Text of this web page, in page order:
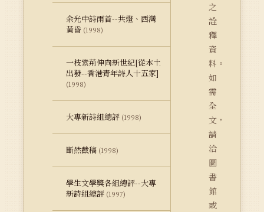
余光中詩雨首--共燈、西灣
黃昏 (1998)
一枝紫荊伸向新世紀[從本土
出發--香港青年詩人十五家]
(1998)
大專新詩組總評 (1998)
斷然截稿 (1998)
學生文學獎各組總評--大專
新詩組總評 (1997)
之
詮
釋
資
料。
如
需
全
文，
請
洽
圖
書
館
或